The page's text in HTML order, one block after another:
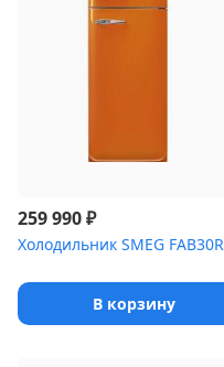
259 990₽
В корзину